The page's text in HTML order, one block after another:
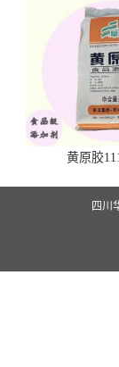
黄原胶
四川